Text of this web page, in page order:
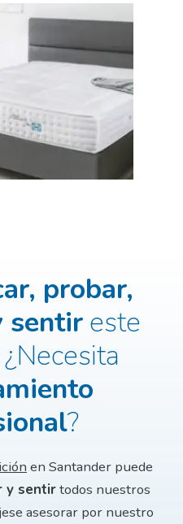
probar,
sentireste
?
en Santander puede
y sentirtodos nuestros
asesorar por nuestro